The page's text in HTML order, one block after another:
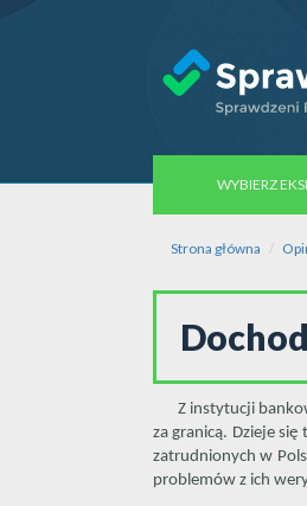
WYBIERZ
Strona główna
Z instytucji
za granicą. Dzieje
zatrudnionych w
problemów z ich